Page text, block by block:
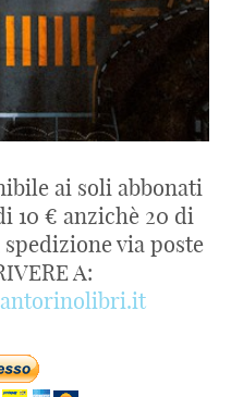
ai soli abbonati
10 € anzichè 20 di
via poste
A: